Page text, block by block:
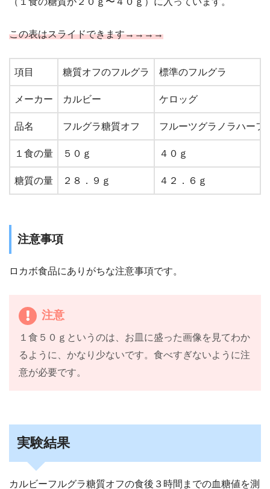
この表はスライドできます→→→→
項目 糖質オフのフルグラ 標準のフルグラ
メーカー カルビー ケロッグ
品名 フルグラ糖質オフ フルーツグラノラハーフ
１食の量 ５０ｇ ４０ｇ
糖質の量 ２８．９ｇ ４２．６ｇ
注意事項
ロカボ食品にありがちな注意事項です。
注意
１食５０ｇというのは、お皿に盛った画像を見てわか
るように、かなり少ないです。食べすぎないように注
意が必要です。
実験結果
カルビーフルグラ糖質オフの食後３時間までの血糖値を測